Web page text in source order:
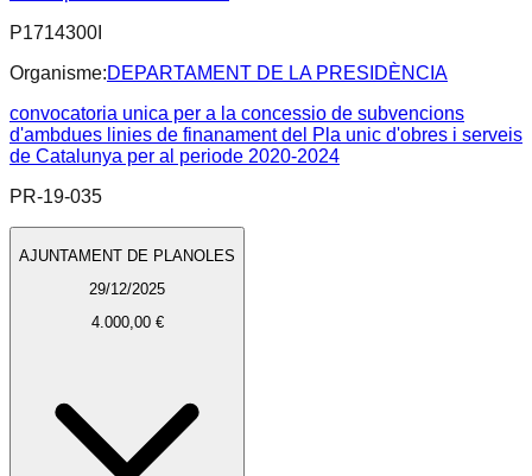
P1714300I
Organisme:DEPARTAMENT DE LA PRESIDÈNCIA
convocatoria unica per a la concessio de subvencions
d'ambdues linies de finanament del Pla unic d'obres i serveis
de Catalunya per al periode 2020-2024
PR-19-035
AJUNTAMENT DE PLANOLES
29/12/2025
4.000,00 €